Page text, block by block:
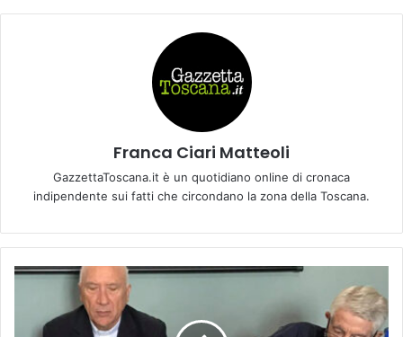
Franca Ciari Matteoli
GazzettaToscana.it è un quotidiano online di cronaca
indipendente sui fatti che circondano la zona della Toscana.
V